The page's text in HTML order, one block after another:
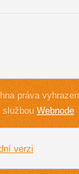
práva
službouWebnode
verzi